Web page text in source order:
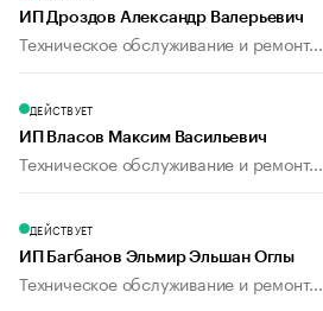
ИП Дроздов Александр Валерьевич
Техническое обслуживание и ремонт...
ДЕЙСТВУЕТ
ИП Власов Максим Васильевич
Техническое обслуживание и ремонт...
ДЕЙСТВУЕТ
ИП Багбанов Эльмир Эльшан Оглы
Техническое обслуживание и ремонт...